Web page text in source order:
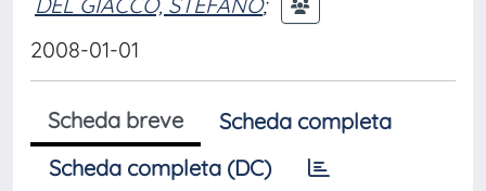
2008-01-01
Scheda breve
Scheda completa
Scheda completa (DC)